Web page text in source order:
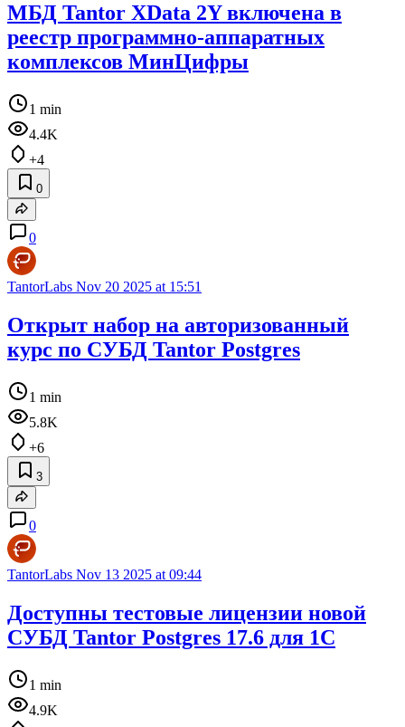
МБД Tantor XData 2Y включена в
реестр программно-аппаратных
комплексов МинЦифры
1 min
4.4K
+4
0
0
TantorLabs Nov 20 2025 at 15:51
Открыт набор на авторизованный
курс по СУБД Tantor Postgres
1 min
5.8K
+6
3
0
TantorLabs Nov 13 2025 at 09:44
Доступны тестовые лицензии новой
СУБД Tantor Postgres 17.6 для 1С
1 min
4.9K